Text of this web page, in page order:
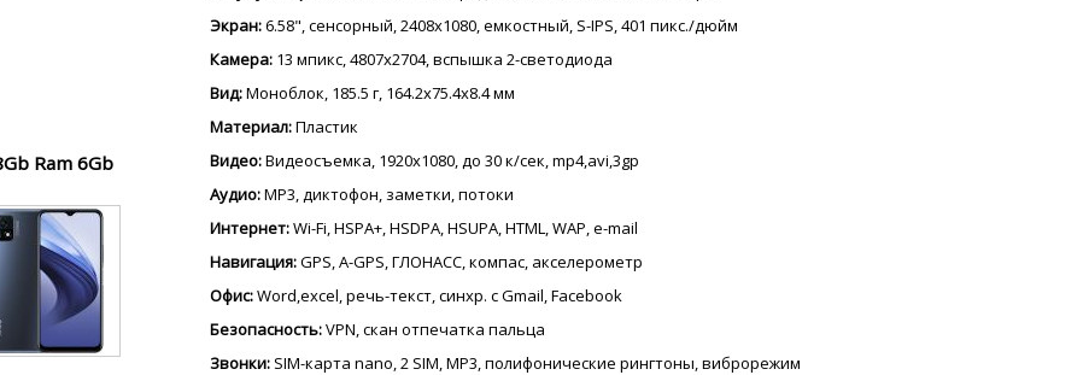
Ram 6Gb
Экран:6.58", сенсорный, 2408x1080, емкостный, S-IPS, 401 пикс./дюйм
Камера: 13 мпикс, 4807x2704, вспышка 2-светодиода
Вид:Моноблок, 185.5 г, 164.2x75.4x8.4 мм
Материал:Пластик
Видео:Видеосъемка, 1920x1080, до 30 к/сек, mp4,avi,3gp
Аудио:MP3, диктофон, заметки, потоки
Интернет:Wi-Fi, HSPA+, HSDPA, HSUPA, HTML, WAP, e-mail
Навигация:GPS, A-GPS, ГЛОНАСС, компас, акселерометр
Офис:Word,excel, речь-текст, синхр. с Gmail, Facebook
Безопасность:VPN, скан отпечатка пальца
Звонки: SIM-карта nano, 2 SIM, MP3, полифонические рингтоны, виброрежим